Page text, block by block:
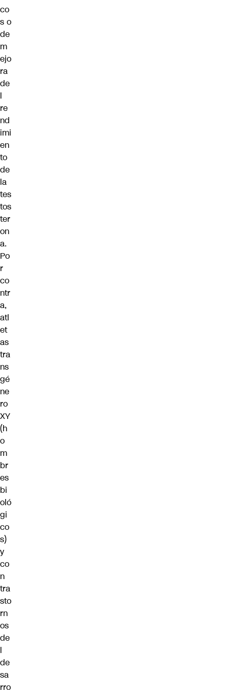
co
s o
de
m
ejo
ra
de
l
re
nd
imi
en
to
de
la
tes
tos
ter
on
a.
Po
r
co
ntr
a,
atl
et
as
tra
ns
gé
ne
ro
XY
(h
o
m
br
es
bi
oló
gi
co
s)
y
co
n
tra
sto
rn
os
de
l
de
sa
rro